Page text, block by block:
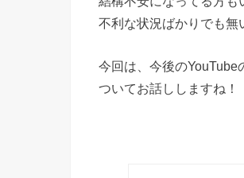
不利な状況ばかりでも無
今回は、今後のYouTube
ついてお話ししますね！